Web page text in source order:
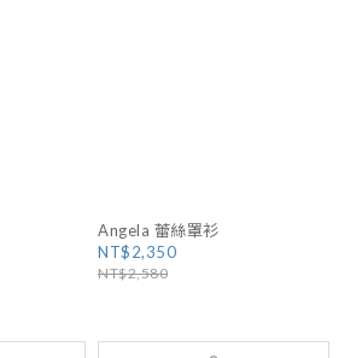
Angela 蕾絲罩衫
NT$2,350
NT$2,580